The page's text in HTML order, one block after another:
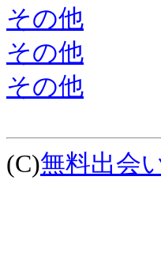
その他
その他
その他
(C)無料出会